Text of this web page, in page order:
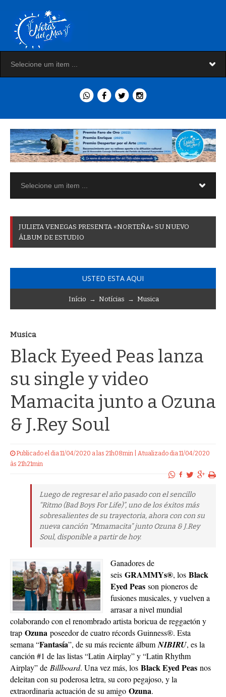
JULIETA VENEGAS PRESENTA «NORTEÑA» SU NUEVO
ÁLBUM DE ESTUDIO
USTED ESTA AQUI
Início → Notícias → Musica
Musica
Black Eyeed Peas lanza
su single y video
Mamacita junto a Ozuna
& J.Rey Soul
Publicado el dia 11/04/2020 a las 21h08min | Atualizado dia 11/04/2020
às 21h21min
Luego de regresar el año pasado con el sencillo
“Ritmo (Bad Boys For Life)”, uno de los éxitos más
sobresalientes de su trayectoria, ahora con con su
nueva canción “Mmamacita” junto Ozuna & J.Rey
Soul, disponible a partir de hoy.
Ganadores de
seis GRAMMYs®, los Black
Eyed Peasson pioneros de
fusiones musicales, y vuelven a
arrasar a nivel mundial
colaborando con el renombrado artista boricua de reggaetón y
trap Ozuna poseedor de cuatro récords Guinness®. Esta
semana “Fantasía”, de su más reciente álbum NIBIRU, es la
canción #1 de las listas “Latin Airplay” y “Latin Rhythm
Airplay” de Billboard. Una vez más, los Black Eyed Peas nos
deleitan con su poderosa letra, su coro pegajoso, y la
extraordinaria actuación de su amigo Ozuna.